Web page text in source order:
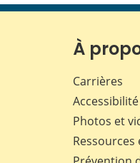
À
Carrières
Accessibilité
Photos et
Ressources